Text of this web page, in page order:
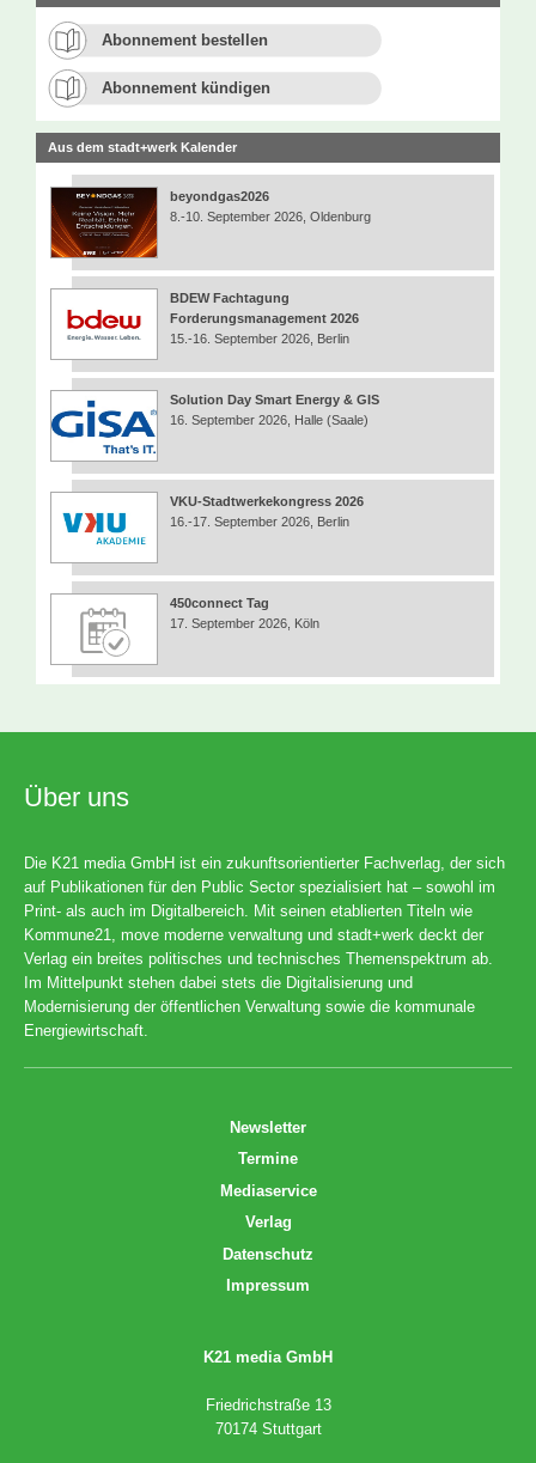
Abonnement bestellen
Abonnement kündigen
Aus dem stadt+werk Kalender
beyondgas2026
8.-10. September 2026, Oldenburg
BDEW Fachtagung
Forderungsmanagement 2026
15.-16. September 2026, Berlin
Solution Day Smart Energy & GIS
16. September 2026, Halle (Saale)
VKU-Stadtwerkekongress 2026
16.-17. September 2026, Berlin
450connect Tag
17. September 2026, Köln
Über uns
Die K21 media GmbH ist ein zukunftsorientierter Fachverlag, der sich
auf Publikationen für den Public Sector spezialisiert hat – sowohl im
Print- als auch im Digitalbereich. Mit seinen etablierten Titeln wie
Kommune21, move moderne verwaltung und stadt+werk deckt der
Verlag ein breites politisches und technisches Themenspektrum ab.
Im Mittelpunkt stehen dabei stets die Digitalisierung und
Modernisierung der öffentlichen Verwaltung sowie die kommunale
Energiewirtschaft.
Newsletter
Termine
Mediaservice
Verlag
Datenschutz
Impressum
K21 media GmbH
Friedrichstraße 13
70174 Stuttgart